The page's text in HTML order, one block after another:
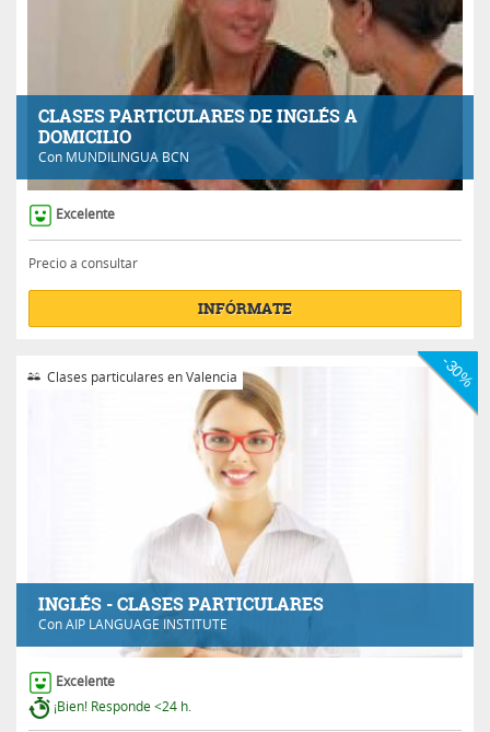
CLASES PARTICULARES DE INGLÉS A
DOMICILIO
Con MUNDILINGUA BCN
Excelente
Precio a consultar
INFÓRMATE
INGLÉS - CLASES PARTICULARES
ConAIP LANGUAGE INSTITUTE
Clases particulares en Valencia -30%
Excelente
¡Bien! Responde <24 h.